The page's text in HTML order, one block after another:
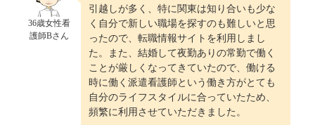
36歳女性看
護師Bさん
引越しが多く、特に関東は知り合いも少な
く自分で新しい職場を探すのも難しいと思
ったので、転職情報サイトを利用しまし
た。また、結婚して夜勤ありの常勤で働く
ことが厳しくなってきていたので、働ける
時に働く派遣看護師という働き方がとても
自分のライフスタイルに合っていたため、
頻繁に利用させていただきました。